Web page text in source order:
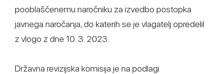
pooblaščenemu naročniku za izvedbo postopka
javnega naročanja, do katerih se je vlagatelj opredelil
z vlogo z dne 10. 3. 2023.
Državna revizijska komisija je na podlagi